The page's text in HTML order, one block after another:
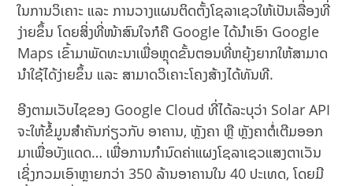
ໃນການວິເຄາະ ແລະ ການວາງແຜນຕິດຕັ້ງໂຊລາເຊວໃຫ້ເປັນເລື່ອງທີ່
ງ່າຍຂຶ້ນ ໂດຍສິ່ງທີ່ໜ້າສົນໃຈກໍຄື Google ໄດ້ນຳເອົາ Google
Maps ເຂົ້າມາພັດທະນາເພື່ອຫຼຸດຂັ້ນຕອນທີ່ຫຍຸ້ງຍາກໃຫ້ສາມາດ
ນຳໃຊ້ໄດ້ງ່າຍຂຶ້ນ ແລະ ສາມາດວິເຄາະໂຄງສ້າງໄດ້ທັນທີ.
ອີງຕາມເວັບໄຊຂອງ Google Cloud ທີ່ໄດ້ລະບຸວ່າ Solar API
ຈະໃຫ້ຂໍ້ມູນສຳຄັນກ່ຽວກັບ ອາຄານ, ຫຼັງຄາ ຫຼື ຫຼັງຄາຕໍ່ເຕີມອອກ
ມາເພື່ອບັງແດດ… ເພື່ອການກຳນົດຄ່າແຜງໂຊລາເຊວແສງຕາເວັນ
ເຊິ່ງກວມເອົາຫຼາຍກວ່າ 350 ລ້ານອາຄານໃນ 40 ປະເທດ, ໂດຍມີ